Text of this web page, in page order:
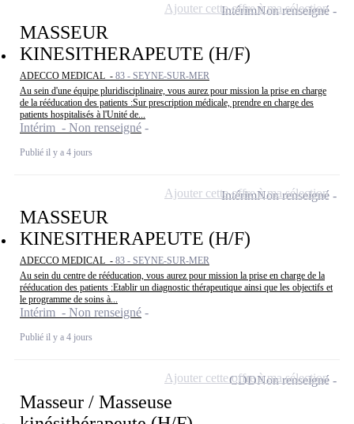
MASSEUR
KINESITHERAPEUTE (H/F)
ADECCO MEDICAL - 83 - SEYNE-SUR-MER
Au sein d'une équipe pluridisciplinaire, vous aurez pour mission la prise en charge
de la rééducation des patients :Sur prescription médicale, prendre en charge des
patients hospitalisés à l'Unité de...
Intérim - Non renseigné
Publié il y a 4 jours
IntérimNon renseigné
Ajouter cette offre à ma sélection
MASSEUR
KINESITHERAPEUTE (H/F)
ADECCO MEDICAL - 83 - SEYNE-SUR-MER
Au sein du centre de rééducation, vous aurez pour mission la prise en charge de la
rééducation des patients :Etablir un diagnostic thérapeutique ainsi que les objectifs et
le programme de soins à...
Intérim - Non renseigné
Publié il y a 4 jours
IntérimNon renseigné
Ajouter cette offre à ma sélection
Masseur / Masseuse
CDDNon renseigné
Ajouter cette offre à ma sélection